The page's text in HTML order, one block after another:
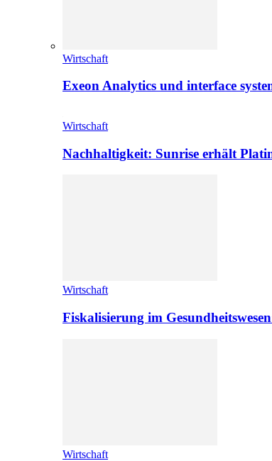
Wirtschaft
Exeon Analytics und interface
Wirtschaft
Nachhaltigkeit: Sunrise erhält
Wirtschaft
Fiskalisierung im
Wirtschaft